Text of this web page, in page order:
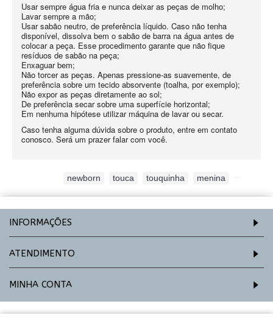
Usar sempre água fria e nunca deixar as peças de molho;
Lavar sempre a mão;
Usar sabão neutro, de preferência líquido. Caso não tenha
disponível, dissolva bem o sabão de barra na água antes de
colocar a peça. Esse procedimento garante que não fique
resíduos de sabão na peça;
Enxaguar bem;
Não torcer as peças. Apenas pressione-as suavemente, de
preferência sobre um tecido absorvente (toalha, por exemplo);
Não expor as peças diretamente ao sol;
De preferência secar sobre uma superfície horizontal;
Em nenhuma hipótese utilizar máquina de lavar ou secar.
Caso tenha alguma dúvida sobre o produto, entre em contato
conosco. Será um prazer falar com você.
newborn touca touquinha menina
INFORMAÇÕES
ATENDIMENTO
MINHA CONTA